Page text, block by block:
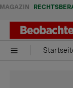
MAGAZIN